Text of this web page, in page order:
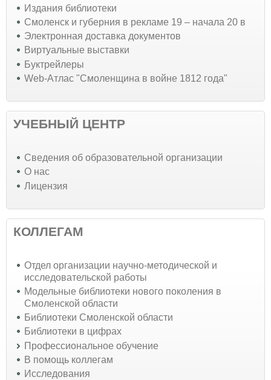
Издания библиотеки
Смоленск и губерния в рекламе 19 – начала 20 в
Электронная доставка документов
Виртуальные выставки
Буктрейлеры
Web-Атлас "Смоленщина в войне 1812 года"
УЧЕБНЫЙ ЦЕНТР
Cведения об образовательной организации
О нас
Лицензия
КОЛЛЕГАМ
Отдел организации научно-методической и
исследовательской работы
Модельные библиотеки нового поколения в
Смоленской области
Библиотеки Смоленской области
Библиотеки в цифрах
Профессиональное обучение
В помощь коллегам
Исследования